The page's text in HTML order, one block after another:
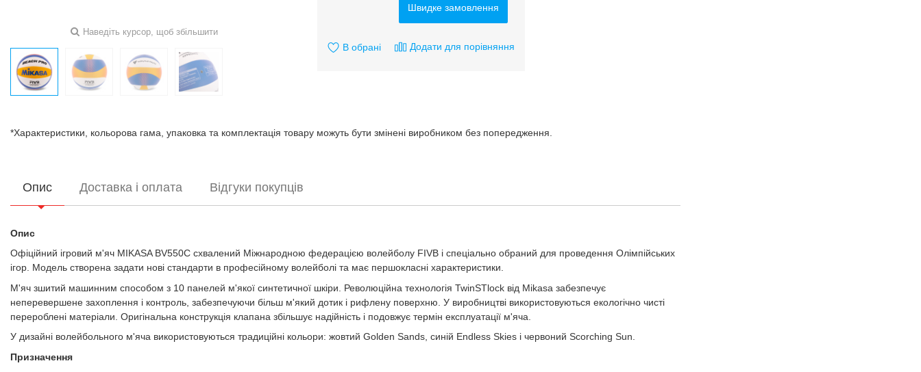
Наведіть курсор, щоб збільшити
Швидке замовлення
В обрані Додати для порівняння
*Характеристики, кольорова гама, упаковка та комплектація товару можуть бути змінені виробником без попередження.
Опис
Опис
Офіційний ігровий м'яч MIKASA BV550C схвалений Міжнародною федерацією волейболу FIVB і спеціально обраний для проведення Олімпійських
ігор. Модель створена задати нові стандарти в професійному волейболі та має першокласні характеристики.
М'яч зшитий машинним способом з 10 панелей м'якої синтетичної шкіри. Революційна технологія TwinSTlock від Mikasa забезпечує
неперевершене захоплення і контроль, забезпечуючи більш м'який дотик і рифлену поверхню. У виробництві використовуються екологічно чисті
перероблені матеріали. Оригінальна конструкція клапана збільшує надійність і подовжує термін експлуатації м'яча.
У дизайні волейбольного м'яча використовуються традиційні кольори: жовтий Golden Sands, синій Endless Skies і червоний Scorching Sun.
Призначення
Доставка і оплата Відгуки покупців